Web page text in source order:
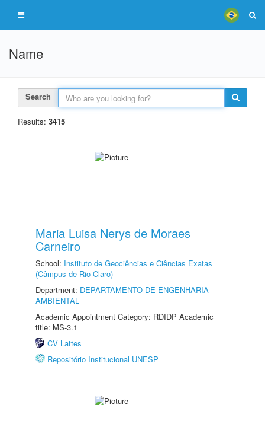
Name
Search
Results: 3415
Maria Luisa Nerys de Moraes
Carneiro
School: Instituto de Geociências e Ciências Exatas
(Câmpus de Rio Claro)
Department: DEPARTAMENTO DE ENGENHARIA
AMBIENTAL
Academic Appointment Category: RDIDP Academic
title: MS-3.1
CV Lattes
Repositório Institucional UNESP